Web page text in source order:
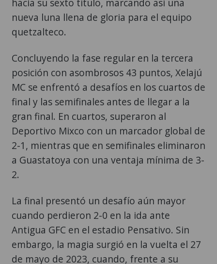
hacia su sexto título, marcando así una
nueva luna llena de gloria para el equipo
quetzalteco.
Concluyendo la fase regular en la tercera
posición con asombrosos 43 puntos, Xelajú
MC se enfrentó a desafíos en los cuartos de
final y las semifinales antes de llegar a la
gran final. En cuartos, superaron al
Deportivo Mixco con un marcador global de
2-1, mientras que en semifinales eliminaron
a Guastatoya con una ventaja mínima de 3-
2.
La final presentó un desafío aún mayor
cuando perdieron 2-0 en la ida ante
Antigua GFC en el estadio Pensativo. Sin
embargo, la magia surgió en la vuelta el 27
de mayo de 2023, cuando, frente a su